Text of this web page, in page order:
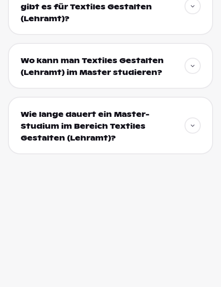
gibt es für Textiles Gestalten
(Lehramt)?
Wo kann man Textiles Gestalten
(Lehramt) im Master studieren?
Wie lange dauert ein Master-
Studium im Bereich Textiles
Gestalten (Lehramt)?